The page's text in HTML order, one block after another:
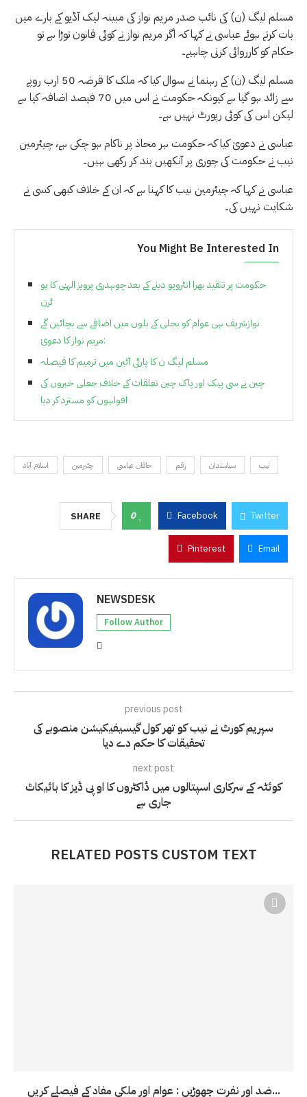
مسلم لیگ (ن) کی نائب صدر مریم نواز کی مبینہ لیک آڈیو کے بارے میں
بات کرتے ہوئے عباسی نے کہا کہ اگر مریم نواز نے کوئی قانون توڑا ہے تو
حکام کو کارروائی کرنی چاہیے۔
مسلم لیگ (ن) کے رہنما نے سوال کیا کہ ملک کا قرضہ 50 ارب روپے
سے زائد ہو گیا ہے کیونکہ حکومت نے اس میں 70 فیصد اضافہ کیا ہے
لیکن اس کی کوئی رپورٹ نہیں ہے۔
عباسی نے دعویٰ کیا کہ حکومت ہر محاذ پر ناکام ہو چکی ہے، چیئرمین
نیب نے حکومت کی چوری پر آنکھیں بند کر رکھی ہیں۔
عباسی نے کہا کہ چیئرمین نیب کا کہنا ہے کہ ان کے خلاف کبھی کسی نے
شکایت نہیں کی۔
You Might Be Interested In
حکومت پر تنقید بھرا انٹرویو دینے کے بعد چوہدری پرویز الہٰی کا یو
ٹرن
نوازشریف ہی عوام کو بجلی کے بلوں میں اضافے سے بچائیں گے
:مریم نواز کا دعویٰ
مسلم لیگ ن کا پارٹی آئین میں ترمیم کا فیصلہ
چین نے سی پیک اور پاک چین تعلقات کے خلاف جعلی خبروں کی
افواہوں کو مسترد کر دیا
اسلام آباد چئیرمین خاقان عباسی رقم سیاستدان نیب
SHARE 0 Facebook Twitter
Pinterest Email
NEWSDESK
Follow Author
previous post
سپریم کورٹ نے نیب کو تھر کول گیسیفیکیشن منصوبے کی
تحقیقات کا حکم دے دیا
next post
کوئٹہ کے سرکاری اسپتالوں میں ڈاکٹروں کا او پی ڈیز کا بائیکاٹ
جاری ہے
RELATED POSTS CUSTOM TEXT
ضد اور نفرت چھوڑیں : عوام اور ملکی مفاد کے فیصلے کریں...